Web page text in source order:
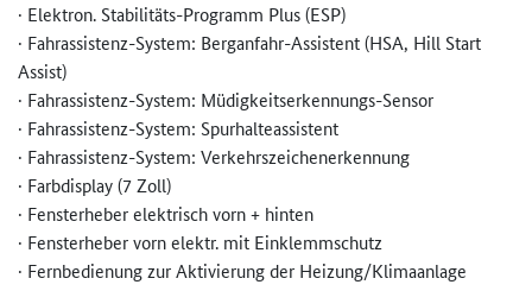
· Elektron. Stabilitäts-Programm Plus (ESP)
· Fahrassistenz-System: Berganfahr-Assistent (HSA, Hill Start
Assist)
· Fahrassistenz-System: Müdigkeitserkennungs-Sensor
· Fahrassistenz-System: Spurhalteassistent
· Fahrassistenz-System: Verkehrszeichenerkennung
· Farbdisplay (7 Zoll)
· Fensterheber elektrisch vorn + hinten
· Fensterheber vorn elektr. mit Einklemmschutz
· Fernbedienung zur Aktivierung der Heizung/Klimaanlage